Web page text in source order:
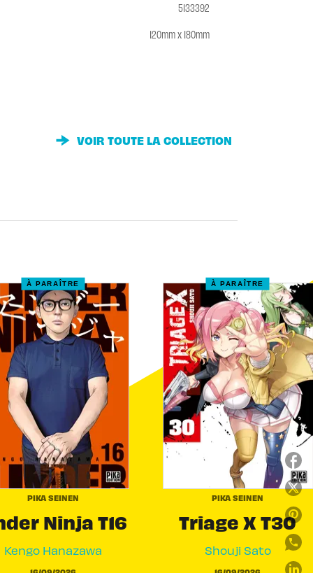
5133392
120mm x 180mm
VOIR TOUTE LA COLLECTION
À PARAÎTRE
PIKA SEINEN
Ninja T16
Kengo Hanazawa
À PARAÎTRE
PIKA SEINEN
Triage X T30
Shouji Sato